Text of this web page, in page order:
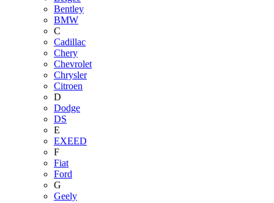
Bentley
BMW
C
Cadillac
Chery
Chevrolet
Chrysler
Citroen
D
Dodge
DS
E
EXEED
F
Fiat
Ford
G
Geely